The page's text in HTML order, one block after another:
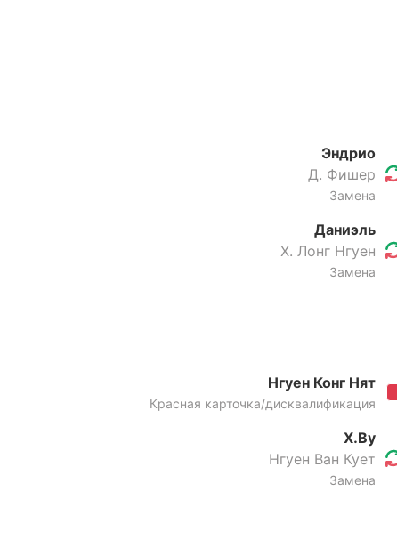
Эндрио
Д. Фишер
Замена
Даниэль
Х. Лонг Нгуен
Замена
Нгуен Конг Нят
Красная карточка/дисквалификация
Х.Ву
Нгуен Ван Кует
Замена